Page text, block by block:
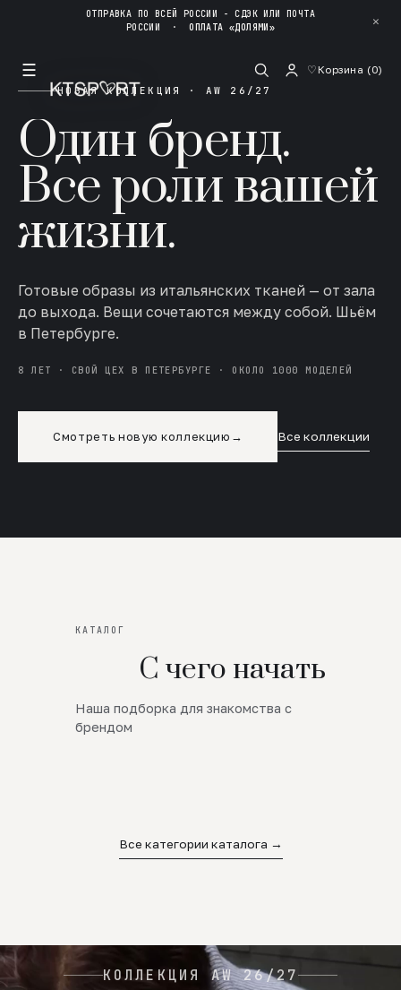
ОТПРАВКА ПО ВСЕЙ РОССИИ - СДЭК ИЛИ ПОЧТА
РОССИИ ·ОПЛАТА «ДОЛЯМИ» ✕
☰ ♡Корзина (0)
НОВАЯ КОЛЛЕКЦИЯ · AW 26/27
Один бренд.
Все роли вашей
жизни.
Готовые образы из итальянских тканей — от зала
до выхода. Вещи сочетаются между собой. Шьём
в Петербурге.
8 ЛЕТ · СВОЙ ЦЕХ В ПЕТЕРБУРГЕ · ОКОЛО 1000 МОДЕЛЕЙ
Смотреть новую коллекцию → Все коллекции
КАТАЛОГ
С чего начать
Наша подборка для знакомства с
брендом
Новинки
SALE
Все категории каталога →
КОЛЛЕКЦИЯ AW 26/27